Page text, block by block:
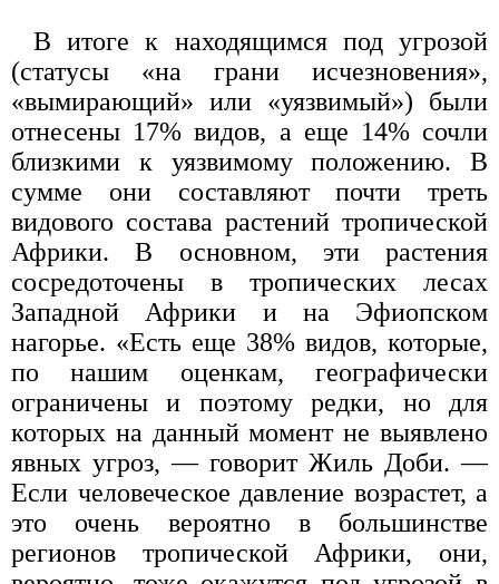
В итоге к находящимся под угрозой
(статусы «на грани исчезновения»,
«вымирающий» или «уязвимый») были
отнесены 17% видов, а еще 14% сочли
близкими к уязвимому положению. В
сумме они составляют почти треть
видового состава растений тропической
Африки. В основном, эти растения
сосредоточены в тропических лесах
Западной Африки и на Эфиопском
нагорье. «Есть еще 38% видов, которые,
по нашим оценкам, географически
ограничены и поэтому редки, но для
которых на данный момент не выявлено
явных угроз, — говорит Жиль Доби. —
Если человеческое давление возрастет, а
это очень вероятно в большинстве
регионов тропической Африки, они,